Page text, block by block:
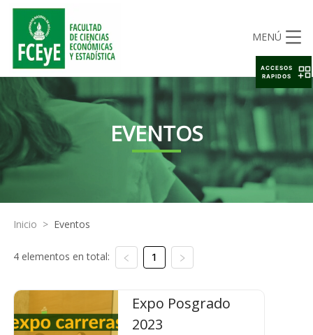
MENÚ
EVENTOS
Inicio > Eventos
4 elementos en total: 1
Expo Posgrado
2023
ACCESOS
RAPIDOS